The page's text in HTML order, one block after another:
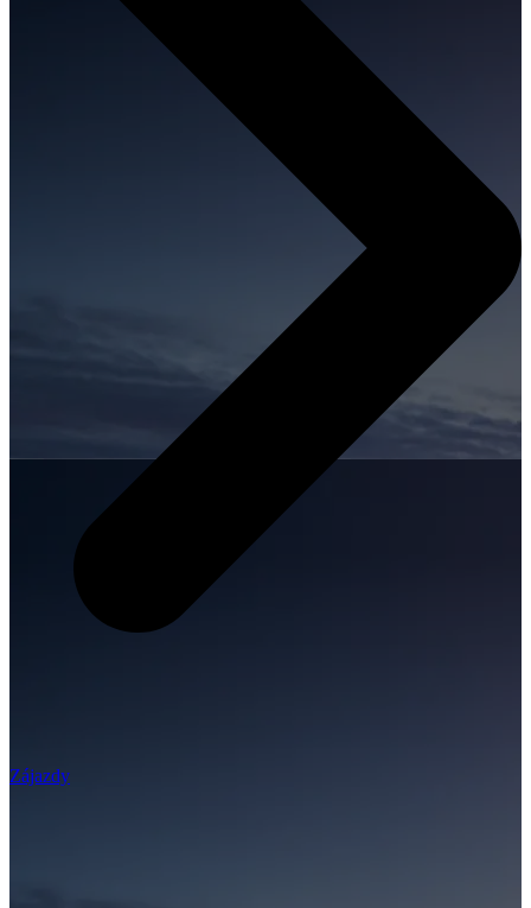
Zájazdy